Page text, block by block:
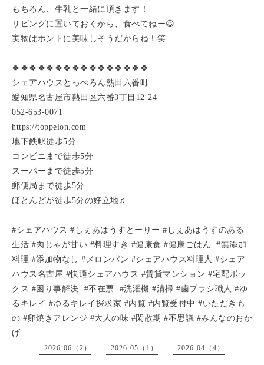
もちろん、牛乳と一緒に頂きます！
リビングに置いておくから、食べてねー😃
実物はホントに美味しそうだからね！笑
🍀🍀🍀🍀🍀🍀🍀🍀🍀🍀🍀🍀🍀🍀🍀🍀
シェアハウスとっぺろん熱田六番町
愛知県名古屋市熱田区六番3丁目12-24
052-653-0071
https://toppelon.com
地下鉄駅徒歩5分
コンビニまで徒歩5分
スーパーまで徒歩5分
郵便局まで徒歩5分
ほとんどが徒歩5分の好立地♫
#シェアハウス #しぇあはうすとーりー #しぇあはうすのある
生活 #肉じゃが甘い #料理すき #健康食 #健康ごはん #無添加
料理 #添加物なし #メロンパン #シェアハウス料理人 #シェア
ハウス名古屋 #快適シェアハウス #賃貸マンション #宅配ボッ
クス #困り事解決 #不在票 #洗濯機 #清掃 #歯ブラシ職人 #ゆ
るキレイ #ゆるキレイ探求家 #内覧 #内覧受付中 #いただきも
の #卵焼きアレンジ #大人の味 #閑散期 #不思議 #みんなのおか
げ
2026-06（2） 2026-05（1） 2026-04（4）